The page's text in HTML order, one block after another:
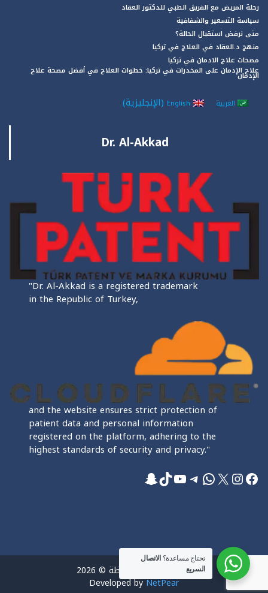
رحلة المريض مع الفريق الطبي للدكتور العقاد
سياسة التسعير والشفافية
متى نرفض استقبال الحالة؟
منهج د.العقاد في العلاج في تركيا
مصحات علاج الادمان في تركيا
علاج الإدمان على المخدرات في تركيا: خطوات العلاج في أفضل مصحة علاج
الإدمان
العربية English
(الإنجليزية)
Dr. Al-Akkad
"Dr. Al-Akkad is a registered trademark
in the Republic of Turkey,
and the website ensures strict protection of
patient data and personal information
registered on the platform, adhering to the
highest standards of security and privacy."
فيسبوك
إنستجرام
إكسواتساب
تيليجرام
يوتيوب
تيك توك
سناب شات
جميع الحقوق محفوظة © 2026
Developed byNetPear
تحتاج مساعدة؟ الاتصال
السريع